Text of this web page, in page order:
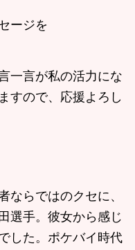
ージを
言が私の活力にな
すので、応援よろし
ならではのクセに、
選手。彼女から感じ
した。ポケバイ時代